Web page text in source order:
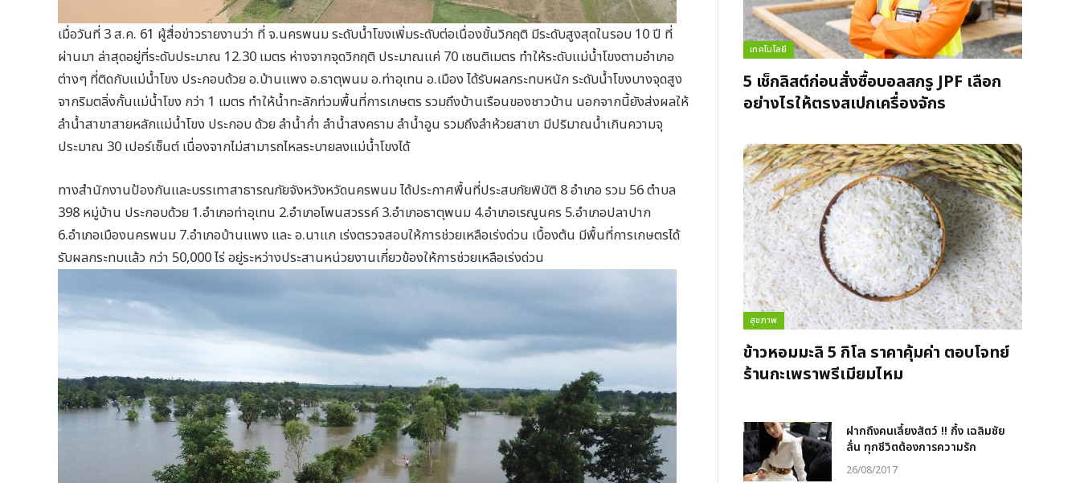
เมื่อวันที่ 3 ส.ค. 61 ผู้สื่อข่าวรายงานว่า ที่ จ.นครพนม ระดับน้ำโขงเพิ่มระดับต่อเนื่องขั้นวิกฤติ มีระดับสูงสุดในรอบ 10 ปี ที่
ผ่านมา ล่าสุดอยู่ที่ระดับประมาณ 12.30 เมตร ห่างจากจุดวิกฤติ ประมาณแค่ 70 เซนติเมตร ทำให้ระดับแม่น้ำโขงตามอำเภอ
ต่างๆ ที่ติดกับแม่น้ำโขง ประกอบด้วย อ.บ้านแพง อ.ธาตุพนม อ.ท่าอุเทน อ.เมือง ได้รับผลกระทบหนัก ระดับน้ำโขงบางจุดสูง
จากริมตลิ่งกั้นแม่น้ำโขง กว่า 1 เมตร ทำให้น้ำทะลักท่วมพื้นที่การเกษตร รวมถึงบ้านเรือนของชาวบ้าน นอกจากนี้ยังส่งผลให้
ลำน้ำสาขาสายหลักแม่น้ำโขง ประกอบ ด้วย ลำน้ำก่ำ ลำน้ำสงคราม ลำน้ำอูน รวมถึงลำห้วยสาขา มีปริมาณน้ำเกินความจุ
ประมาณ 30 เปอร์เซ็นต์ เนื่องจากไม่สามารถไหลระบายลงแม่น้ำโขงได้
ทางสำนักงานป้องกันและบรรเทาสาธารณภัยจังหวังหวัดนครพนม ได้ประกาศพื้นที่ประสบภัยพิบัติ 8 อำเภอ รวม 56 ตำบล
398 หมู่บ้าน ประกอบด้วย 1.อำเภอท่าอุเทน 2.อำเภอโพนสวรรค์ 3.อำเภอธาตุพนม 4.อำเภอเรณูนคร 5.อำเภอปลาปาก
6.อำเภอเมืองนครพนม 7.อำเภอบ้านแพง และ อ.นาแก เร่งตรวจสอบให้การช่วยเหลือเร่งด่วน เบื้องต้น มีพื้นที่การเกษตรได้
รับผลกระทบแล้ว กว่า 50,000 ไร่ อยู่ระหว่างประสานหน่วยงานเกี่ยวข้องให้การช่วยเหลือเร่งด่วน
เทคโนโลยี
5 เช็กลิสต์ก่อนสั่งซื้อบอลสกรู JPF เลือก
อย่างไรให้ตรงสเปกเครื่องจักร
สุขภาพ
ข้าวหอมมะลิ 5 กิโล ราคาคุ้มค่า ตอบโจทย์
ร้านกะเพราพรีเมียมไหม
ฝากถึงคนเลี้ยงสัตว์ !! กึ้ง เฉลิมชัย
ลั่น ทุกชีวิตต้องการความรัก
26/08/2017